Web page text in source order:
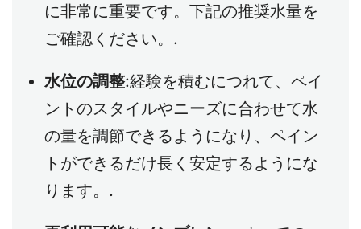
に非常に重要です。下記の推奨水量を
ご確認ください。.
水位の調整:経験を積むにつれて、ペイ
ントのスタイルやニーズに合わせて水
の量を調節できるようになり、ペイン
トができるだけ長く安定するようにな
ります。.